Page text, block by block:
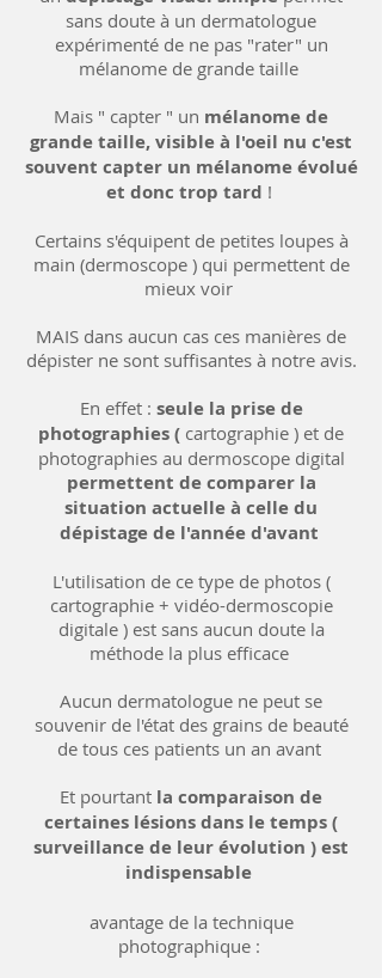
sans doute à un dermatologue
expérimenté de ne pas "rater" un
mélanome de grande taille
Mais " capter " un mélanome de
grande taille, visible à l'oeil nu c'est
souvent capter un mélanome évolué
et donc trop tard !
Certains s'équipent de petites loupes à
main (dermoscope ) qui permettent de
mieux voir
MAIS dans aucun cas ces manières de
dépister ne sont suffisantes à notre avis.
En effet : seule la prise de
photographies ( cartographie ) et de
photographies au dermoscope digital
permettent de comparer la
situation actuelle à celle du
dépistage de l'année d'avant
L'utilisation de ce type de photos (
cartographie + vidéo-dermoscopie
digitale ) est sans aucun doute la
méthode la plus efficace
Aucun dermatologue ne peut se
souvenir de l'état des grains de beauté
de tous ces patients un an avant
Et pourtant la comparaison de
certaines lésions dans le temps (
surveillance de leur évolution ) est
indispensable
avantage de la technique
photographique :